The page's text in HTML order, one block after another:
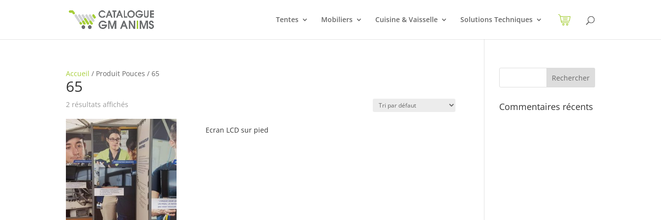
Tentes Mobiliers Cuisine & Vaisselle Solutions Techniques
Accueil / Produit Pouces /65
65
2 résultats affichés
Ecran LCD sur pied
Commentaires récents